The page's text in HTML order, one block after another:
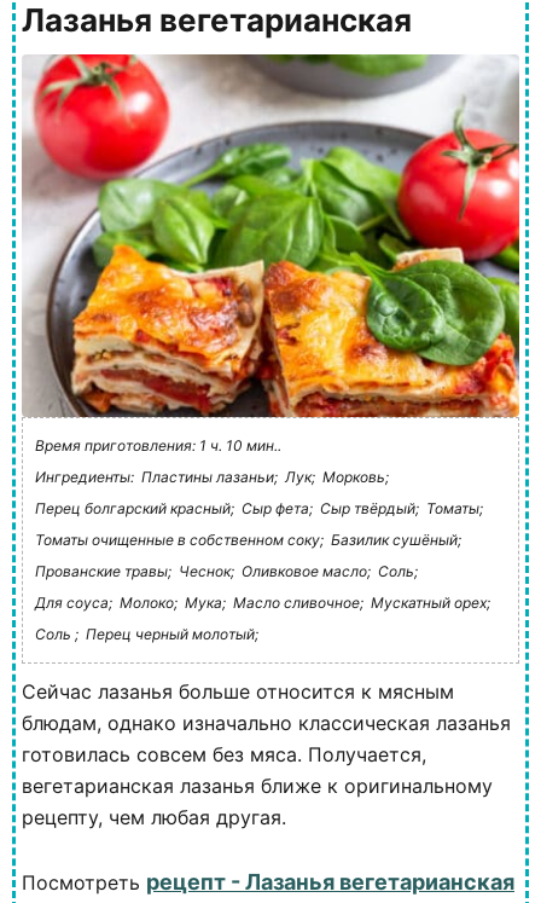
Лазанья вегетарианская
Время приготовления: 1 ч. 10 мин..
Ингредиенты: Пластины лазаньи; Лук; Морковь;
Перец болгарский красный; Сыр фета; Сыр твёрдый; Томаты;
Томаты очищенные в собственном соку; Базилик сушёный;
Прованские травы; Чеснок; Оливковое масло; Соль;
Для соуса; Молоко; Мука; Масло сливочное; Мускатный орех;
Соль ; Перец черный молотый;
Сейчас лазанья больше относится к мясным
блюдам, однако изначально классическая лазанья
готовилась совсем без мяса. Получается,
вегетарианская лазанья ближе к оригинальному
рецепту, чем любая другая.
Посмотреть рецепт - Лазанья вегетарианская